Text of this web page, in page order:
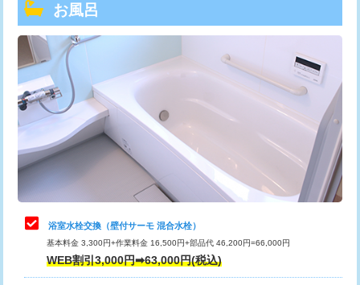
トーラー機使用/3mまで
追加トーラー機使用/3m超え
カメラ調査 33,000円
桝清掃 8,800円
止水・漏水調査・防水処理・清掃・修
理・調整・分解・加工など（軽作業）
止水・漏水調査・防水処理・清掃・修
理・調整・分解・加工など（中作業）
22,000円
止水・漏水調査・防水処理・清掃・修
理・調整・分解・加工など（重作業）
33,000円
お風呂
浴室水栓交換（壁付サーモ 混合水栓）
基本料金 3,300円+作業料金 16,500円+部品代 46,200円=66,000円
WEB割引3,000円➡63,000円(税込)